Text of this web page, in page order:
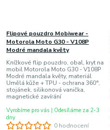
0 hodnocení
Flipové pouzdro Mobiwear -
Motorola Moto G30 - V108P
Modré mandala květy
Knížkové flip pouzdro, obal, kryt na
mobil Motorola Moto G30 - V108P
Modré mandala květy, materiál
Umělá kůže + TPU - ochrana 360°,
stojánek, silikonová vanička,
magnetické zavírání
Vyrobíme pro vás | Odesíláme za 2-3
dny